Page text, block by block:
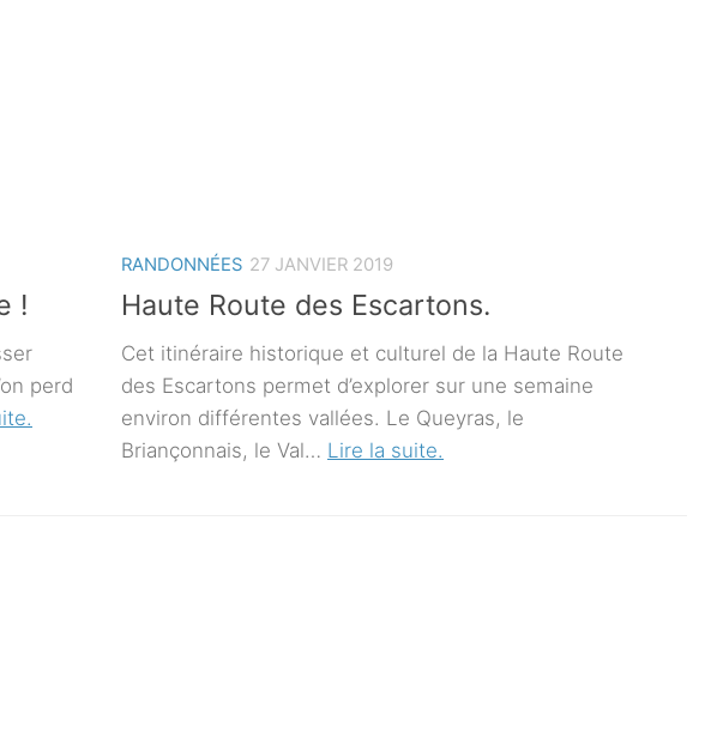
!
perd
RANDONNÉES 27 JANVIER 2019
Haute Route des Escartons.
Cet itinéraire historique et culturel de la Haute Route
des Escartons permet d’explorer sur une semaine
environ différentes vallées. Le Queyras, le
Briançonnais, le Val… Lire la suite.